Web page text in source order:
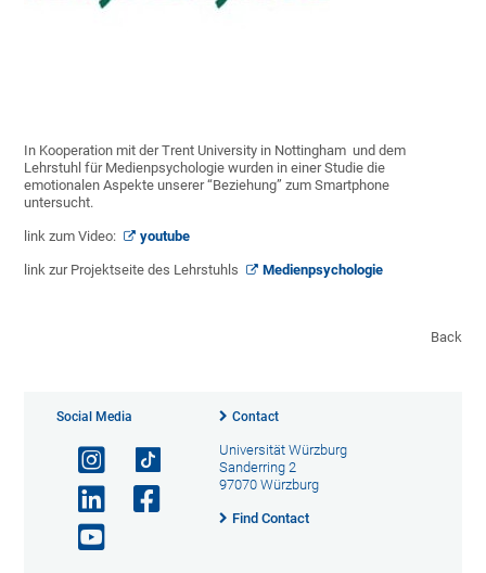
In Kooperation mit der Trent University in Nottingham und dem
Lehrstuhl für Medienpsychologie wurden in einer Studie die
emotionalen Aspekte unserer “Beziehung” zum Smartphone
untersucht.
link zum Video: youtube
link zur Projektseite des Lehrstuhls Medienpsychologie
Back
Social Media Contact
Universität Würzburg
Sanderring 2
97070 Würzburg
Find Contact